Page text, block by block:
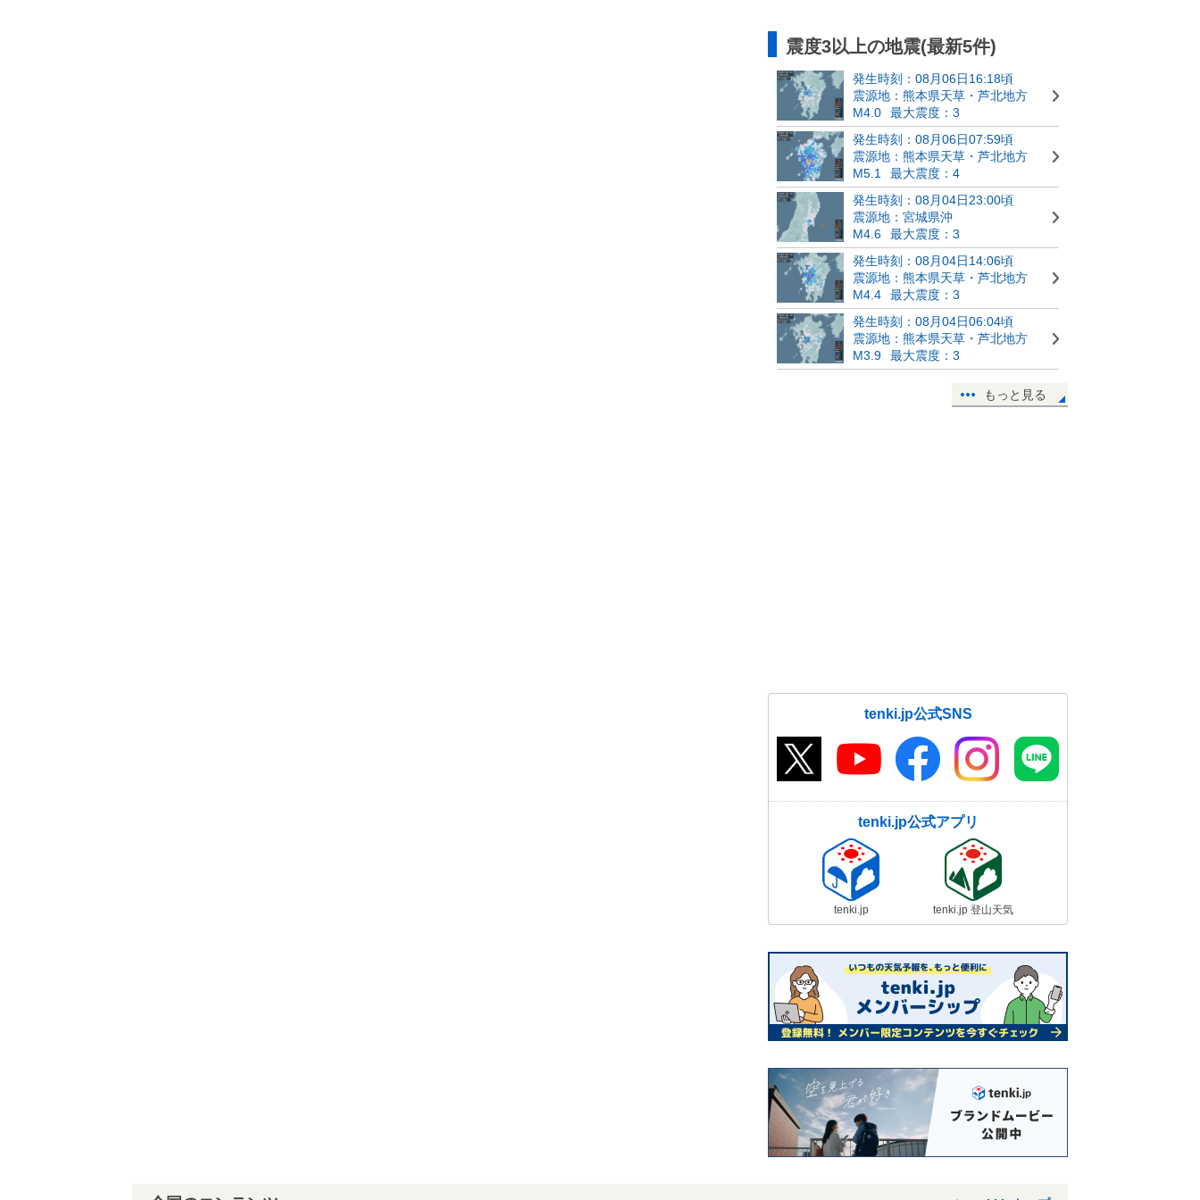
震度3以上の地震(最新5件)
発生時刻：08月06日16:18頃
震源地：熊本県天草・芦北地方
M4.0
最大震度：3
発生時刻：08月06日07:59頃
震源地：熊本県天草・芦北地方
M5.1
最大震度：4
発生時刻：08月04日23:00頃
震源地：宮城県沖
M4.6
最大震度：3
発生時刻：08月04日14:06頃
震源地：熊本県天草・芦北地方
M4.4
最大震度：3
発生時刻：08月04日06:04頃
震源地：熊本県天草・芦北地方
M3.9
最大震度：3
もっと見る
tenki.jp公式SNS
tenki.jp公式アプリ
tenki.jp tenki.jp 登山天気